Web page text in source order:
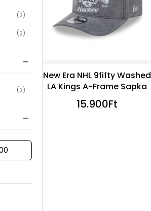
(2)
(2)
-
(2)
-
New Era NHL 9fifty Washed
LA Kings A-Frame Sapka
15.900Ft